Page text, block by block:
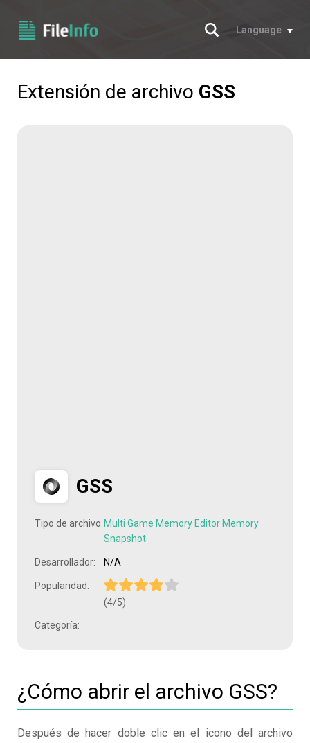
Buscar
Language
Extensión de archivo GSS
GSS
Tipo de archivo: Multi Game Memory Editor Memory
Snapshot
Desarrollador: N/A
Popularidad:
(4/5)
Categoría:
¿Cómo abrir el archivo GSS?
Después de hacer doble clic en el icono del archivo